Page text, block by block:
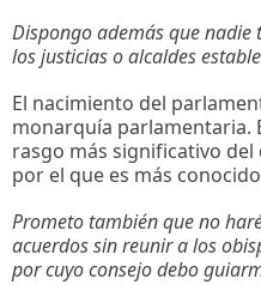
Dispongo además que
los justicias o alcaldes
El nacimiento del
monarquía parlamentaria.
rasgo más significativo
por el que es más
Prometo también que no
acuerdos sin reunir a los
por cuyo consejo debo